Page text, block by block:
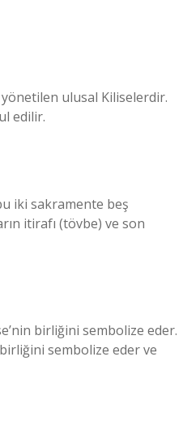
yönetilen ulusal Kiliselerdir.
edilir.
iki sakramente beş
itirafı (tövbe) ve son
birliğini sembolize eder.
sembolize eder ve